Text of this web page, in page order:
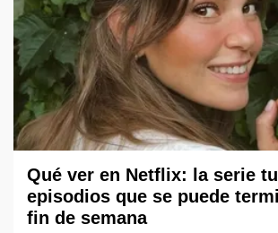
Qué ver en Netflix: la serie
episodios que se puede
fin de semana